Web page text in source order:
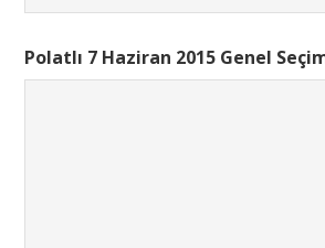
Polatlı 7 Haziran 2015 Genel